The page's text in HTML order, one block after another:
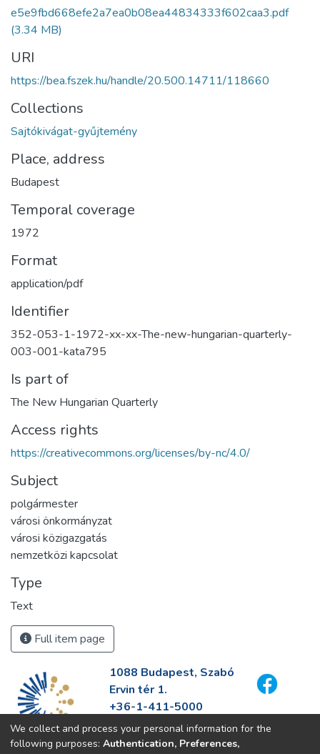
e5e9fbd668efe2a7ea0b08ea44834333f602caa3.pdf
(3.34 MB)
URI
https://bea.fszek.hu/handle/20.500.14711/118660
Collections
Sajtókivágat-gyűjtemény
Place, address
Budapest
Temporal coverage
1972
Format
application/pdf
Identifier
352-053-1-1972-xx-xx-The-new-hungarian-quarterly-
003-001-kata795
Is part of
The New Hungarian Quarterly
Access rights
https://creativecommons.org/licenses/by-nc/4.0/
Subject
polgármester
városi önkormányzat
városi közigazgatás
nemzetközi kapcsolat
Type
Text
Full item page
1088 Budapest, Szabó
Ervin tér 1.
+36-1-411-5000
info@fszek.hu
https://fszek.hu
We collect and process your personal information for the
following purposes: Authentication, Preferences,